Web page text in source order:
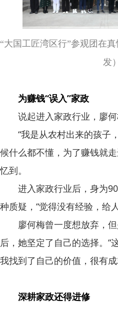
“大国工匠湾区行”参观团在
发）
为赚钱“误入”家政
说起进入家政行业，廖何
“我是从农村出来的孩子
候什么都不懂，为了赚钱就
忆到。
进入家政行业后，身为90
种质疑，“觉得没有经验，给
廖何梅曾一度想放弃，但
后，她坚定了自己的选择。“
我找到了自己的价值，很有
深耕家政还得进修